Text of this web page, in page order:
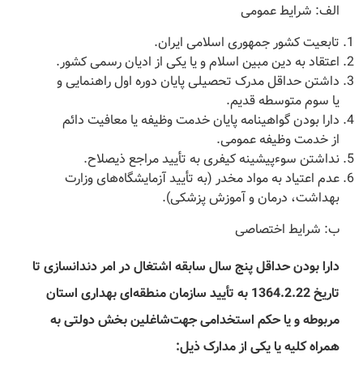
‌الف: شرایط عمومی
تابعیت کشور جمهوری اسلامی ایران.
اعتقاد به دین مبین اسلام و یا یکی از ادیان رسمی کشور.
داشتن حداقل مدرک تحصیلی پایان دوره اول راهنمایی و
یا سوم متوسطه قدیم.
دارا بودن گواهینامه پایان خدمت وظیفه یا معافیت دائم
از خدمت وظیفه عمومی.
نداشتن سوء‌پیشینه کیفری به تأیید مراجع ذیصلاح.
عدم اعتیاد به مواد مخدر (‌به تأیید آزمایشگاه‌های وزارت
بهداشت، درمان و آموزش پزشکی).
ب: شرایط اختصاصی
‌دارا بودن حداقل پنج سال سابقه اشتغال در امر دندانسازی تا
تاریخ 1364.2.22 به تأیید سازمان منطقه‌ای بهداری استان
مربوطه و یا حکم استخدامی جهت‌شاغلین بخش دولتی به
همراه کلیه یا یکی از مدارک ذیل: